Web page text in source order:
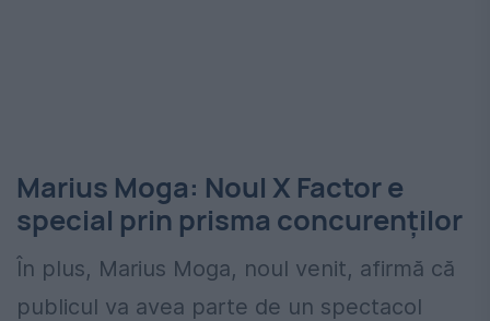
Marius Moga: Noul X Factor e
special prin prisma concurenților
În plus, Marius Moga, noul venit, afirmă că
publicul va avea parte de un spectacol